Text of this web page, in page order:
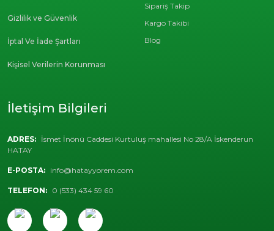
Sipariş Takip
Kargo Takibi
Blog
Gizlilik ve Güvenlik
İptal Ve İade Şartları
Kişisel Verilerin Korunması
İletişim Bilgileri
ADRES: İsmet İnönü Caddesi Kurtuluş mahallesi No 28/A İskenderun
HATAY
E-POSTA: info@hatayyorem.com
TELEFON: 0 (533) 434 59 60